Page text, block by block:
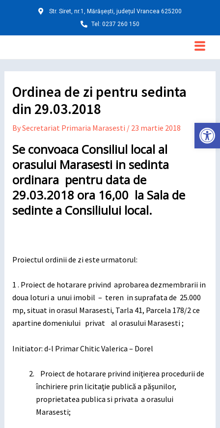
Deschide
Str. Siret, nr.1, Mărășești, județul Vrancea 625200
Tel: 0237 260 150
Main
Menu
Ordinea de zi pentru sedinta
din 29.03.2018
BySecretariat Primaria Marasesti / 23 martie 2018
Se convoaca Consiliul local al
orasului Marasesti in sedinta
ordinara pentru data de
29.03.2018 ora 16,00 la Sala de
sedinte a Consiliului local.
Proiectul ordinii de zi este urmatorul:
1 . Proiect de hotarare privind aprobarea dezmembrarii in
doua loturi a unui imobil – teren in suprafata de 25.000
mp, situat in orasul Marasesti, Tarla 41, Parcela 178/2 ce
apartine domeniului privat al orasului Marasesti ;
Initiator: d-l Primar Chitic Valerica – Dorel
Proiect de hotarare privind iniţierea procedurii de
închiriere prin licitaţie publică a păşunilor,
proprietatea publica si privata a orasului
Marasesti;